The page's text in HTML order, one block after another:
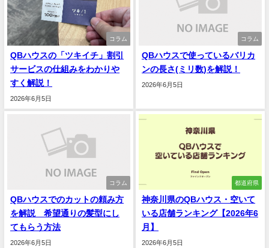
コラム
QBハウスの「ツキイチ」割引
サービスの仕組みをわかりや
すく解説！
2026年6月5日
コラム
QBハウスで使っているバリカ
ンの長さ(ミリ数)を解説！
2026年6月5日
コラム
QBハウスでのカットの頼み方
を解説 希望通りの髪型にし
てもらう方法
2026年6月5日
都道府県
神奈川県のQBハウス・空いて
いる店舗ランキング【2026年6
月】
2026年6月5日